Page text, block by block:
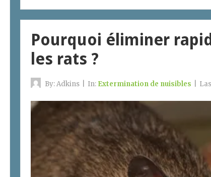
Pourquoi éliminer
les rats ?
By:Adkins In: Extermination de nuisibles